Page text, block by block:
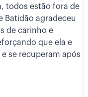
todos estão fora de
Batidão agradeceu
de carinho e
que ela e
se recuperam após